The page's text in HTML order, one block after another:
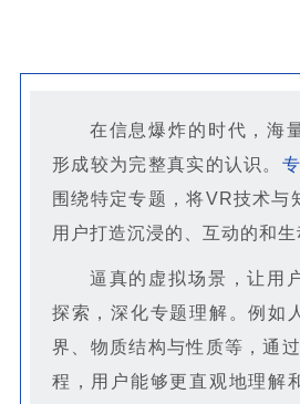
在信息爆炸的时代，海
形成较为完整真实的认识。
围绕特定专题，将VR技术与
用户打造沉浸的、互动的和生
逼真的虚拟场景，让用
探索，深化专题理解。例如
界、物质结构与性质等，通
程，用户能够更直观地理解